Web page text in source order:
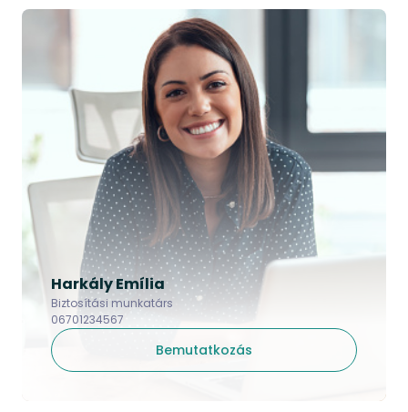
Harkály Emília
Biztosítási munkatárs
06701234567
Bemutatkozás